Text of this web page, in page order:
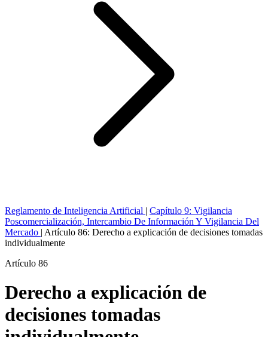
Reglamento de Inteligencia Artificial | Capítulo 9: Vigilancia
Poscomercialización, Intercambio De Información Y Vigilancia Del
Mercado | Artículo 86: Derecho a explicación de decisiones tomadas
individualmente
Artículo 86
Derecho a explicación de
decisiones tomadas